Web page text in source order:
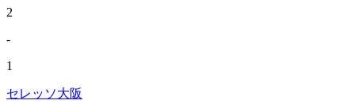
2
-
1
セレッソ大阪